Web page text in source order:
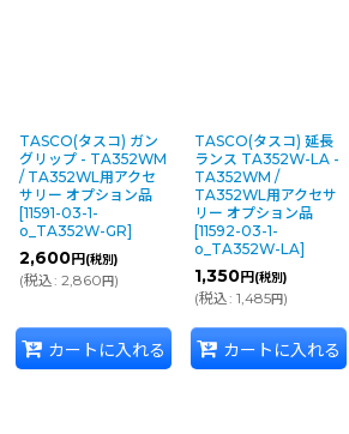
TASCO(タスコ) ガン
グリップ - TA352WM
/ TA352WL用アクセ
サリー オプション品
[11591-03-1-
o_TA352W-GR]
2,600円 (税別)
(税込: 2,860 円)
カートに入れる
TASCO(タスコ) 延長
ランス TA352W-LA -
TA352WM /
TA352WL用アクセサ
リー オプション品
[11592-03-1-
o_TA352W-LA]
1,350円 (税別)
(税込: 1,485円)
カートに入れる